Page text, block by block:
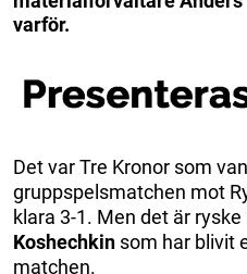
varför.
Det var Tre Kronor som
gruppspelsmatchen mot
klara 3-1. Men det är
Koshechkin som har blivit
matchen.